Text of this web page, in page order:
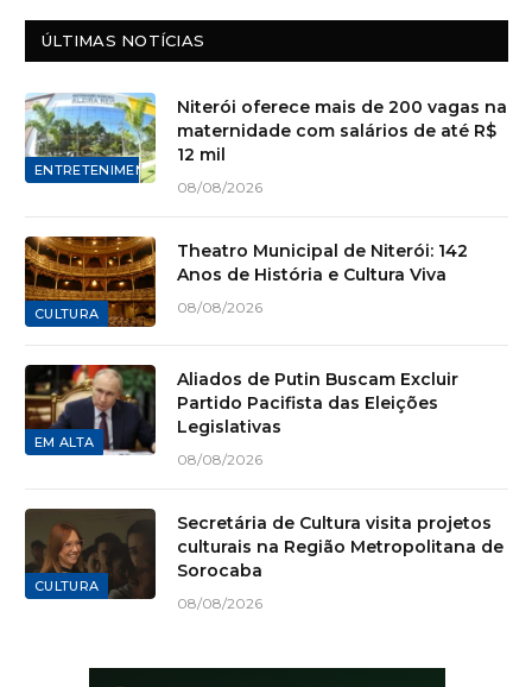
ÚLTIMAS NOTÍCIAS
ENTRETENIMENTO
Niterói oferece mais de 200 vagas na
maternidade com salários de até R$
12 mil
08/08/2026
CULTURA
Theatro Municipal de Niterói: 142
Anos de História e Cultura Viva
08/08/2026
EM ALTA
Aliados de Putin Buscam Excluir
Partido Pacifista das Eleições
Legislativas
08/08/2026
CULTURA
Secretária de Cultura visita projetos
culturais na Região Metropolitana de
Sorocaba
08/08/2026